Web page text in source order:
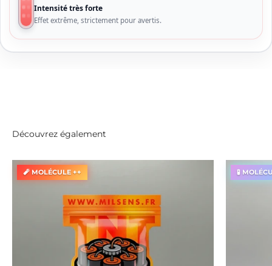
Intensité très forte
Effet extrême, strictement pour avertis.
Découvrez également
🧨 MOLÉCULE ++ 🧪